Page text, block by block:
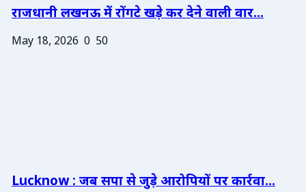
राजधानी लखनऊ में रोंगटे खड़े कर देने वाली वार...
May 18, 2026 0 50
Lucknow : जब सपा से जुड़े आरोपियों पर कार्रवा...